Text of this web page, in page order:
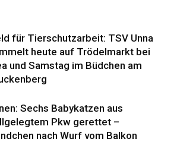
für Tierschutzarbeit: TSV Unna
heute auf Trödelmarkt bei
und Samstag im Büdchen am
Sechs Babykatzen aus
Pkw gerettet –
nach Wurf vom Balkon